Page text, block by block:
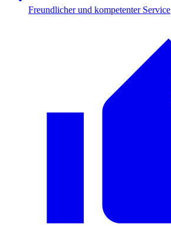
Freundlicher und kompetenter Service